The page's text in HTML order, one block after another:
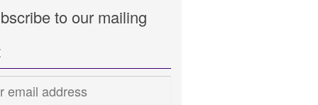
to our mailing